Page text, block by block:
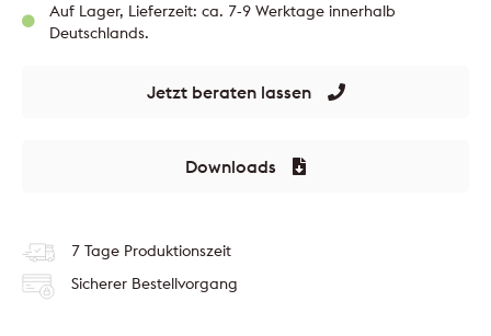
Auf Lager, Lieferzeit: ca. 7-9 Werktage innerhalb
Deutschlands.
Jetzt beraten lassen
Downloads
7 Tage Produktionszeit
Sicherer Bestellvorgang